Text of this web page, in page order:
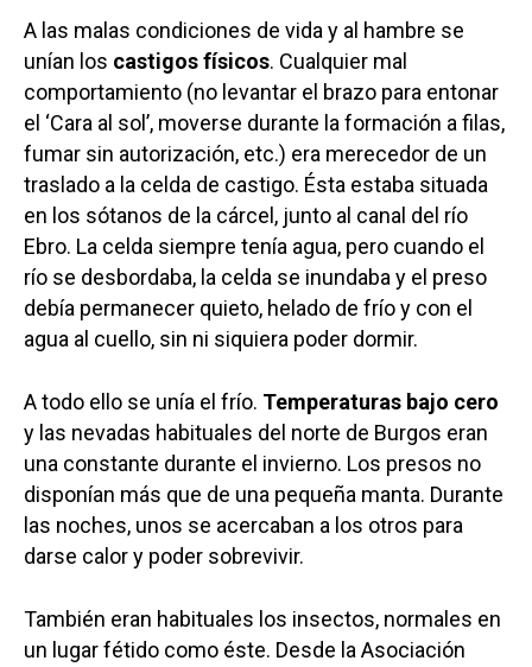
A las malas condiciones de vida y al hambre se
unían los castigos físicos. Cualquier mal
comportamiento (no levantar el brazo para entonar
el ‘Cara al sol’, moverse durante la formación a filas,
fumar sin autorización, etc.) era merecedor de un
traslado a la celda de castigo. Ésta estaba situada
en los sótanos de la cárcel, junto al canal del río
Ebro. La celda siempre tenía agua, pero cuando el
río se desbordaba, la celda se inundaba y el preso
debía permanecer quieto, helado de frío y con el
agua al cuello, sin ni siquiera poder dormir.
A todo ello se unía el frío. Temperaturas bajo cero
y las nevadas habituales del norte de Burgos eran
una constante durante el invierno. Los presos no
disponían más que de una pequeña manta. Durante
las noches, unos se acercaban a los otros para
darse calor y poder sobrevivir.
También eran habituales los insectos, normales en
un lugar fétido como éste. Desde la Asociación